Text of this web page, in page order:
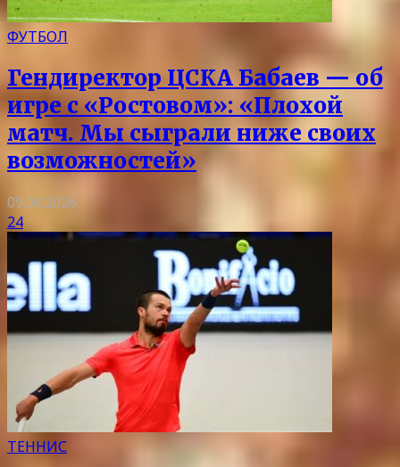
ФУТБОЛ
Гендиректор ЦСКА Бабаев — об
игре с «Ростовом»: «Плохой
матч. Мы сыграли ниже своих
возможностей»
09.08.2026
24
ТЕННИС